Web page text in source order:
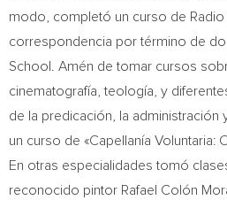
modo, completó un curso de
correspondencia por término de
School. Amén de tomar cursos
cinematografía, teología, y
de la predicación, la administración
un curso de «Capellanía Voluntaria:
En otras especialidades tomó
reconocido pintor Rafael Colón